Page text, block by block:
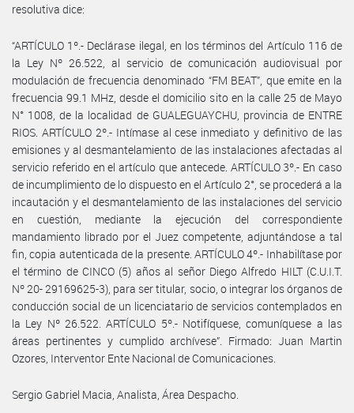
resolutiva dice:
“ARTÍCULO 1º.- Declárase ilegal, en los términos del Artículo 116 de
la Ley Nº 26.522, al servicio de comunicación audiovisual por
modulación de frecuencia denominado “FM BEAT”, que emite en la
frecuencia 99.1 MHz, desde el domicilio sito en la calle 25 de Mayo
N° 1008, de la localidad de GUALEGUAYCHU, provincia de ENTRE
RIOS. ARTÍCULO 2º.- Intímase al cese inmediato y definitivo de las
emisiones y al desmantelamiento de las instalaciones afectadas al
servicio referido en el artículo que antecede. ARTÍCULO 3º.- En caso
de incumplimiento de lo dispuesto en el Artículo 2°, se procederá a la
incautación y el desmantelamiento de las instalaciones del servicio
en cuestión, mediante la ejecución del correspondiente
mandamiento librado por el Juez competente, adjuntándose a tal
fin, copia autenticada de la presente. ARTÍCULO 4º.- Inhabilítase por
el término de CINCO (5) años al señor Diego Alfredo HILT (C.U.I.T.
Nº 20- 29169625-3), para ser titular, socio, o integrar los órganos de
conducción social de un licenciatario de servicios contemplados en
la Ley Nº 26.522. ARTÍCULO 5º.- Notifíquese, comuníquese a las
áreas pertinentes y cumplido archívese”. Firmado: Juan Martin
Ozores, Interventor Ente Nacional de Comunicaciones.
Sergio Gabriel Macia, Analista, Área Despacho.